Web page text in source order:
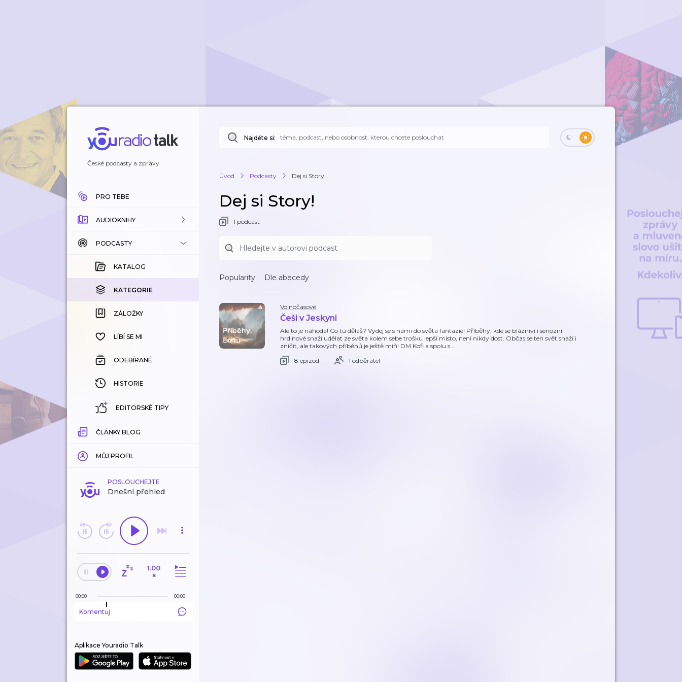
České podcasty a zprávy
PRO TEBE
AUDIOKNIHY
KATALOG
KOUPENÉ
KATEGORIE
ZÁLOŽKY
HISTORIE
PODCASTY
KATALOG
KATEGORIE
ZÁLOŽKY
LÍBÍ SE MI
ODEBÍRANÉ
HISTORIE
EDITORSKÉ TIPY
ČLÁNKY BLOG
MŮJ PROFIL
POSLOUCHEJTE
Dnešní přehled
1.00
×
00:00 00:00
Komentuj
Aplikace Youradio Talk
Najděte si:
Úvod Podcasty Dej si Story!
Dej si Story!
1 podcast
Popularity Dle abecedy
Volnočasové
Češi v Jeskyni
Ale to je náhoda! Co tu děláš? Vydej se s námi do světa fantazie! Příběhy, kde se blázniví i seriozní
hrdinové snaží udělat ze světa kolem sebe trošku lepší místo, není nikdy dost. Občas se ten svět snaží i
zničit, ale takových příběhů je ještě míň! DM Kofi a spolu s…
8 epizod
1 odběratel